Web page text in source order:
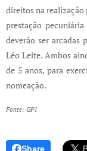
direitos na realização
prestação
deverão ser arcadas
Léo Leite. Ambos
de 5 anos, para
nomeação.
Fonte: GP1
Share